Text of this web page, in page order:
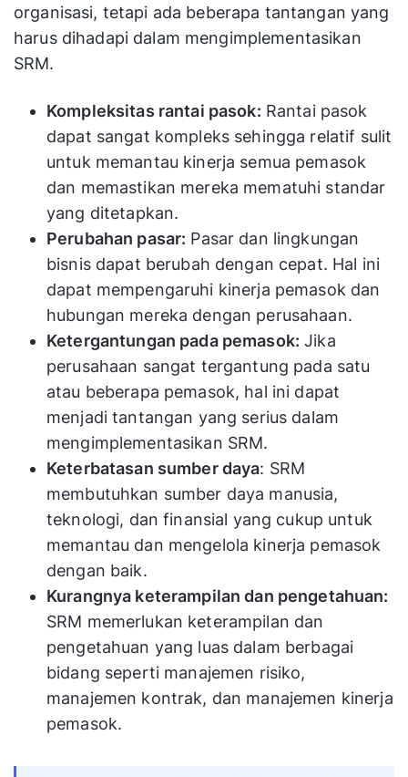
organisasi, tetapi ada beberapa tantangan yang
harus dihadapi dalam mengimplementasikan
SRM.
Kompleksitas rantai pasok: Rantai pasok
dapat sangat kompleks sehingga relatif sulit
untuk memantau kinerja semua pemasok
dan memastikan mereka mematuhi standar
yang ditetapkan.
Perubahan pasar: Pasar dan lingkungan
bisnis dapat berubah dengan cepat. Hal ini
dapat mempengaruhi kinerja pemasok dan
hubungan mereka dengan perusahaan.
Ketergantungan pada pemasok: Jika
perusahaan sangat tergantung pada satu
atau beberapa pemasok, hal ini dapat
menjadi tantangan yang serius dalam
mengimplementasikan SRM.
Keterbatasan sumber daya: SRM
membutuhkan sumber daya manusia,
teknologi, dan finansial yang cukup untuk
memantau dan mengelola kinerja pemasok
dengan baik.
Kurangnya keterampilan dan pengetahuan:
SRM memerlukan keterampilan dan
pengetahuan yang luas dalam berbagai
bidang seperti manajemen risiko,
manajemen kontrak, dan manajemen kinerja
pemasok.